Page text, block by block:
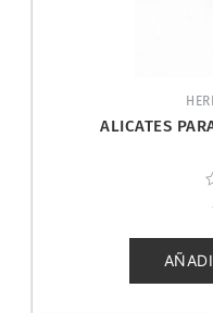
ALICATES
5